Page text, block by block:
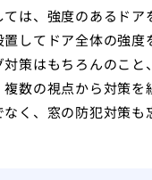
ては、強度のあるド
置してドア全体の強
対策はもちろんのこ
複数の視点から対策
なく、窓の防犯対策も